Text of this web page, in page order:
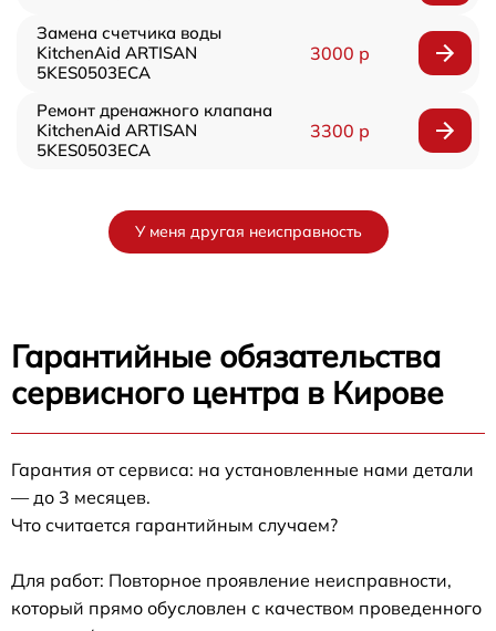
Замена счетчика воды
KitchenAid ARTISAN
5KES0503ECA
3000 р
Ремонт дренажного клапана
KitchenAid ARTISAN
5KES0503ECA
3300 р
У меня другая неисправность
Гарантийные обязательства
сервисного центра в Кирове
Гарантия от сервиса: на установленные нами детали
— до 3 месяцев.
Что считается гарантийным случаем?
Для работ: Повторное проявление неисправности,
который прямо обусловлен с качеством проведенного